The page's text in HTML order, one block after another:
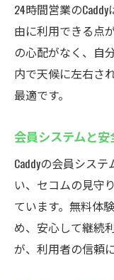
24時間営業の
由に利用できる点
の心配がなく、自
内で天候に左右さ
最適です。
会員システムと
Caddyの会員シス
い、セコムの見守
ています。無料体
め、安心して継続
が、利用者の信頼